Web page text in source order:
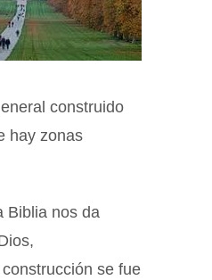
construido
hay zonas
Biblia nos da
se fue